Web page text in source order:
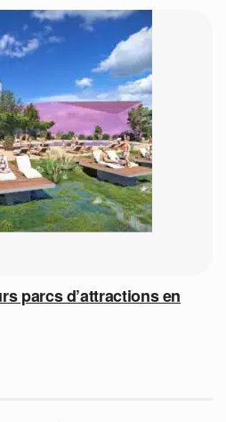
parcs d’attractions en